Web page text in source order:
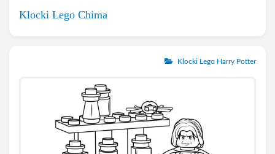
Klocki Lego Chima
Klocki Lego Harry Potter